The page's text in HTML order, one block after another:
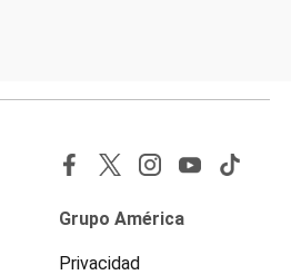
Grupo América
Privacidad